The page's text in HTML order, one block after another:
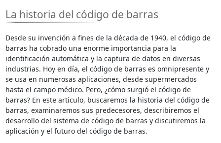
La historia del código de barras
Desde su invención a fines de la década de 1940, el código de
barras ha cobrado una enorme importancia para la
identificación automática y la captura de datos en diversas
industrias. Hoy en día, el código de barras es omnipresente y
se usa en numerosas aplicaciones, desde supermercados
hasta el campo médico. Pero, ¿cómo surgió el código de
barras? En este artículo, buscaremos la historia del código de
barras, examinaremos sus predecesores, describiremos el
desarrollo del sistema de código de barras y discutiremos la
aplicación y el futuro del código de barras.